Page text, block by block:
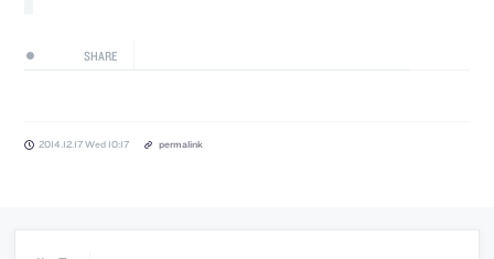
SHARE
2014.12.17 Wed 10:17 permalink